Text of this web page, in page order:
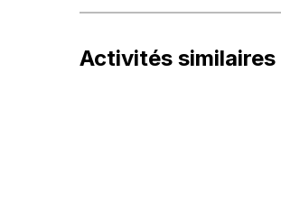
Activités similaires